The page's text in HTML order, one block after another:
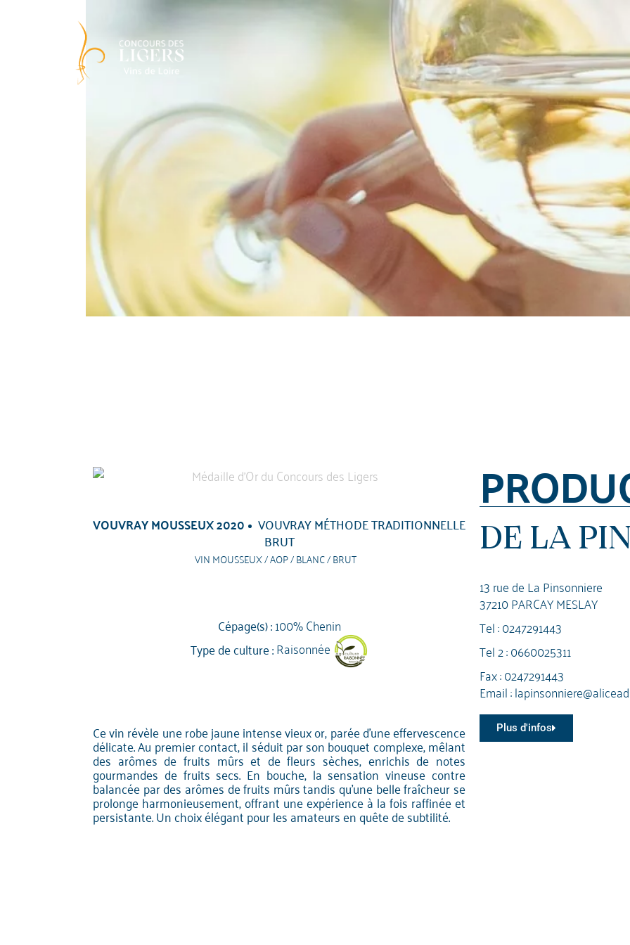
VOUVRAY MOUSSEUX 2020 VOUVRAY MÉTHODE TRADITIONNELLE
BRUT
VIN MOUSSEUX / AOP / BLANC / BRUT
Cépage(s) :100% Chenin
Type de culture :Raisonnée
Ce vin révèle une robe jaune intense vieux or, parée d'une effervescence
délicate. Au premier contact, il séduit par son bouquet complexe, mêlant
des arômes de fruits mûrs et de fleurs sèches, enrichis de notes
gourmandes de fruits secs. En bouche, la sensation vineuse contre
balancée par des arômes de fruits mûrs tandis qu'une belle fraîcheur se
prolonge harmonieusement, offrant une expérience à la fois raffinée et
persistante. Un choix élégant pour les amateurs en quête de subtilité.
DE LA
13 rue de La Pinsonniere
37210 PARCAY MESLAY
Tel :0247291443
Tel 2 :0660025311
Fax : 0247291443
Email :
Plus d'infos